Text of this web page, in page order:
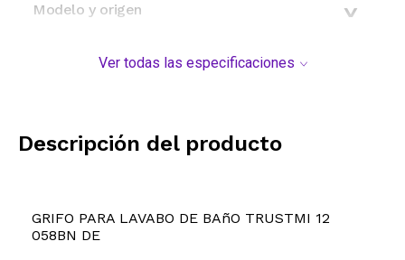
Modelo y origen
Ver todas las especificaciones
Descripción del producto
GRIFO PARA LAVABO DE BAñO TRUSTMI 12
058BN DE